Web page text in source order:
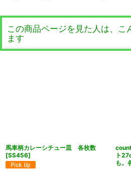
この商品ページを見た人は、こ
ます
馬車柄カレーシチュー皿 各枚数
[SS456]
ト
も。